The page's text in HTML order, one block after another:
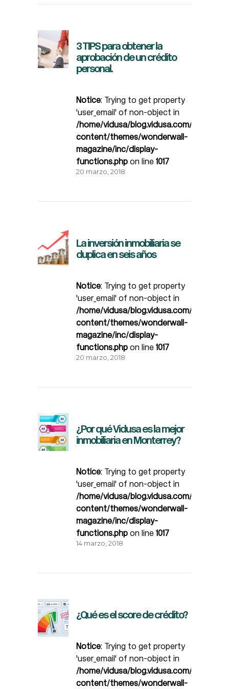
3 TIPS para obtener la
aprobación de un crédito
personal.
Notice: Trying to get property
'user_email' of non-object in
/home/vidusa/blog.vidusa.com/wp-
content/themes/wonderwall-
magazine/inc/display-
functions.php on line 1017
20 marzo, 2018
La inversión inmobiliaria se
duplica en seis años
Notice: Trying to get property
'user_email' of non-object in
/home/vidusa/blog.vidusa.com/wp-
content/themes/wonderwall-
magazine/inc/display-
functions.php on line 1017
20 marzo, 2018
¿Por qué Vidusa es la mejor
inmobiliaria en Monterrey?
Notice: Trying to get property
'user_email' of non-object in
/home/vidusa/blog.vidusa.com/wp-
content/themes/wonderwall-
magazine/inc/display-
functions.php on line 1017
14 marzo, 2018
¿Qué es el score de crédito?
Notice: Trying to get property
'user_email' of non-object in
/home/vidusa/blog.vidusa.com/wp-
content/themes/wonderwall-